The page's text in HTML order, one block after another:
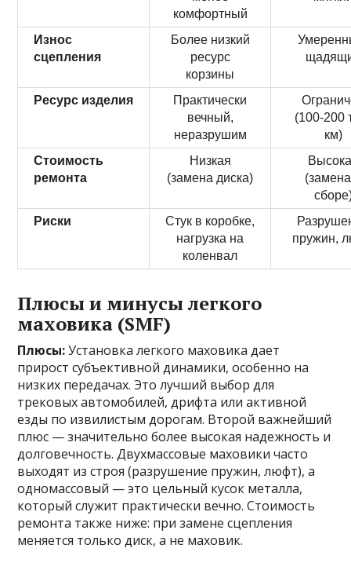
комфортный
Износ
сцепления
Более низкий
ресурс
корзины
Ресурс изделия
Практически
вечный,
неразрушим
(100-200
км)
Стоимость
ремонта
Низкая
(замена диска)
Риски
Стук в коробке,
нагрузка на
коленвал
пружин,
Плюсы и минусы легкого
маховика (SMF)
Плюсы:Установка легкого маховика дает
прирост субъективной динамики, особенно на
низких передачах. Это лучший выбор для
трековых автомобилей, дрифта или активной
езды по извилистым дорогам. Второй важнейший
плюс — значительно более высокая надежность и
долговечность. Двухмассовые маховики часто
выходят из строя (разрушение пружин, люфт), а
одномассовый — это цельный кусок металла,
который служит практически вечно. Стоимость
ремонта также ниже: при замене сцепления
меняется только диск, а не маховик.